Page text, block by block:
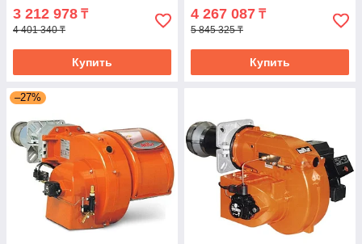
3 212 978 ₸
4 401 340 ₸
Купить
4 267 087 ₸
5 845 325 ₸
Купить
–27%